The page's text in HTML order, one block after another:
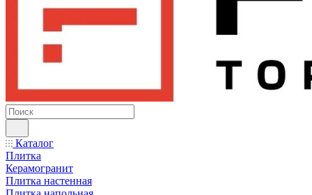
Каталог
Плитка
Керамогранит
Плитка настенная